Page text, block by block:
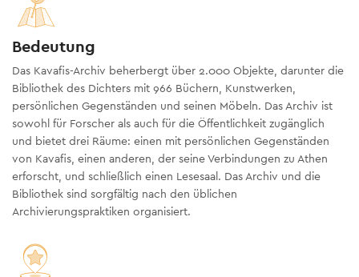
Bedeutung
Das Kavafis-Archiv beherbergt über 2.000 Objekte, darunter die
Bibliothek des Dichters mit 966 Büchern, Kunstwerken,
persönlichen Gegenständen und seinen Möbeln. Das Archiv ist
sowohl für Forscher als auch für die Öffentlichkeit zugänglich
und bietet drei Räume: einen mit persönlichen Gegenständen
von Kavafis, einen anderen, der seine Verbindungen zu Athen
erforscht, und schließlich einen Lesesaal. Das Archiv und die
Bibliothek sind sorgfältig nach den üblichen
Archivierungspraktiken organisiert.